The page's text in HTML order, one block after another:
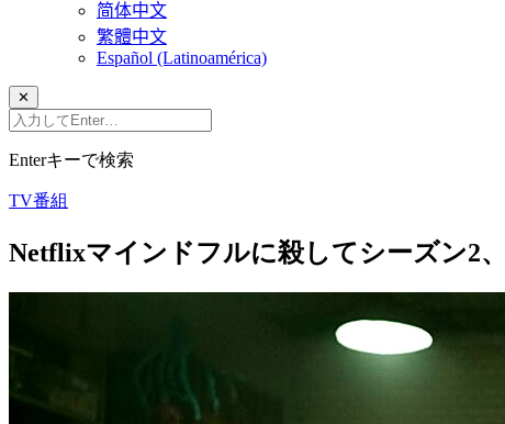
简体中文
繁體中文
Español (Latinoamérica)
✕
Enterキーで検索
TV番組
Netflixマインドフルに殺してシーズン2